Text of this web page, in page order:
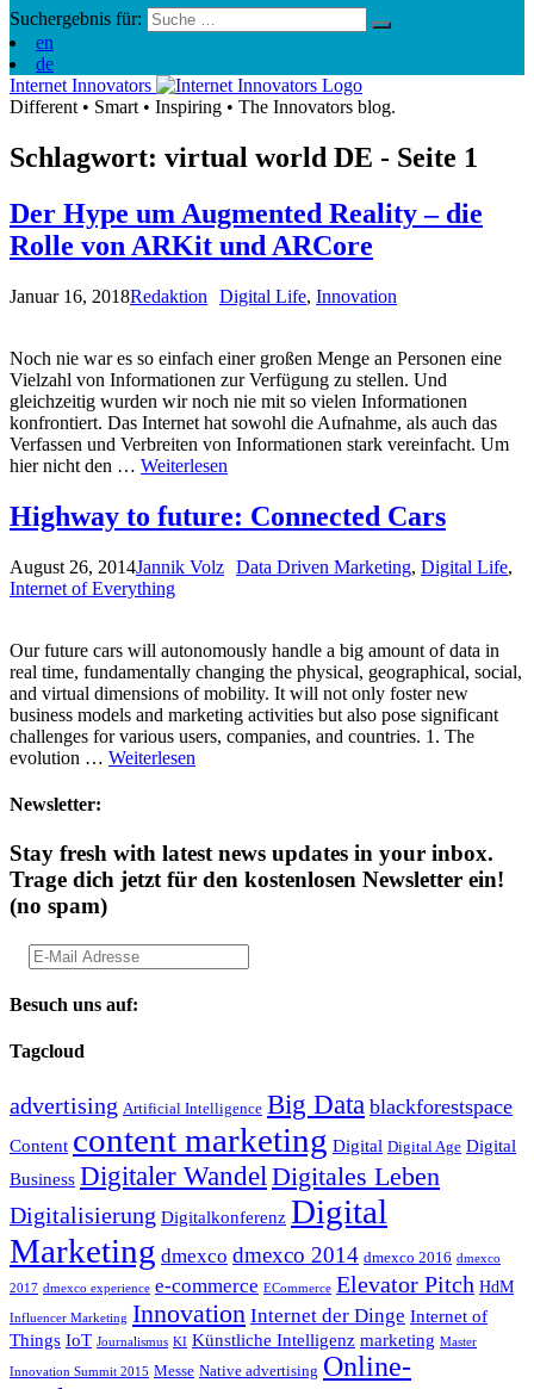
Suchergebnis für:
en
de
Internet Innovators
Different • Smart • Inspiring • The Innovators blog.
Schlagwort: virtual world DE - Seite 1
Der Hype um Augmented Reality – die
Rolle von ARKit und ARCore
Januar 16, 2018Redaktion Digital Life, Innovation
Noch nie war es so einfach einer großen Menge an Personen eine
Vielzahl von Informationen zur Verfügung zu stellen. Und
gleichzeitig wurden wir noch nie mit so vielen Informationen
konfrontiert. Das Internet hat sowohl die Aufnahme, als auch das
Verfassen und Verbreiten von Informationen stark vereinfacht. Um
hier nicht den … Weiterlesen
Highway to future: Connected Cars
August 26, 2014Jannik Volz Data Driven Marketing, Digital Life,
Internet of Everything
Our future cars will autonomously handle a big amount of data in
real time, fundamentally changing the physical, geographical, social,
and virtual dimensions of mobility. It will not only foster new
business models and marketing activities but also pose significant
challenges for various users, companies, and countries. 1. The
evolution … Weiterlesen
Newsletter:
Stay fresh with latest news updates in your inbox.
Trage dich jetzt für den kostenlosen Newsletter ein!
(no spam)
Besuch uns auf:
Tagcloud
advertising Artificial Intelligence Big Data blackforestspace
Content content marketing Digital Digital Age Digital
Business Digitaler Wandel Digitales Leben
Digitalisierung Digitalkonferenz Digital
Marketing dmexco dmexco 2014 dmexco 2016 dmexco
2017 dmexco experience e-commerce ECommerce Elevator Pitch HdM
Influencer Marketing Innovation Internet der Dinge Internet of
Things IoT Journalismus KI Künstliche Intelligenz marketing Master
Innovation Summit 2015 Messe Native advertising Online-